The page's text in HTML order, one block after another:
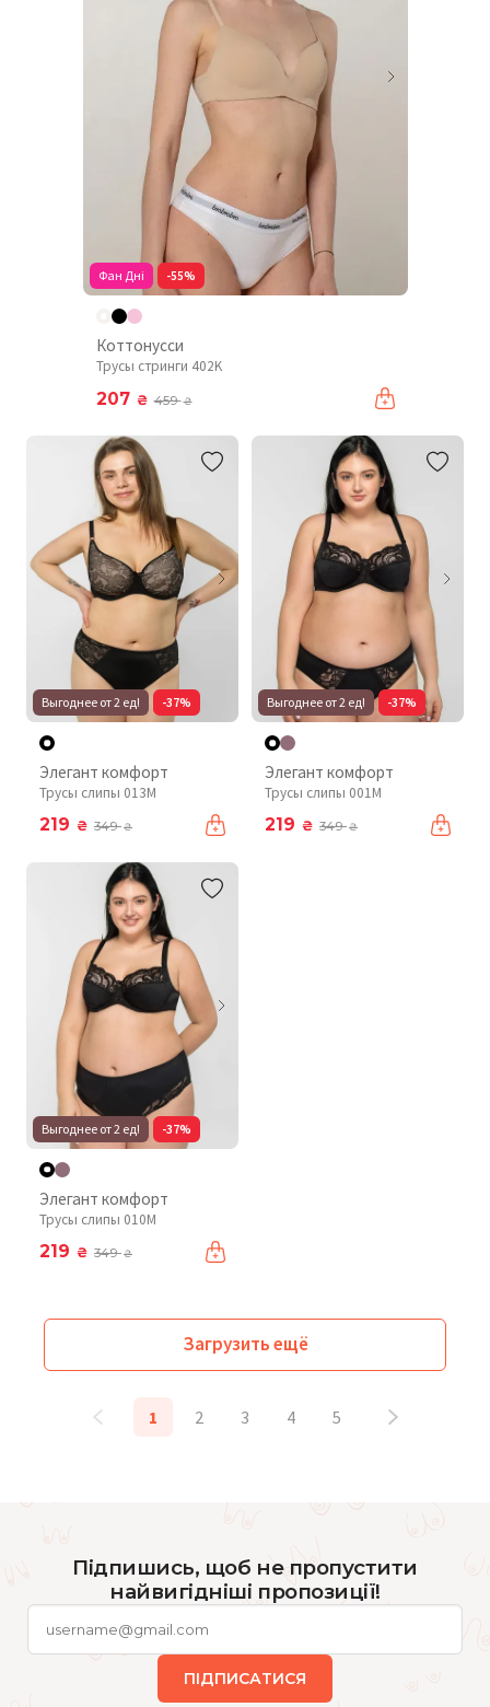
Фан Дні -55%
Коттонусси
Трусы стринги 402K
207 ₴ 459₴
Выгоднее от 2 ед! -37%
Элегант комфорт
Трусы слипы 013M
219 ₴ 349₴
Выгоднее от 2 ед! -37%
Элегант комфорт
Трусы слипы 001М
219 ₴ 349₴
Выгоднее от 2 ед! -37%
Элегант комфорт
Трусы слипы 010М
219 ₴ 349₴
Загрузить ещё
1 2 3 4 5
Підпишись, щоб не пропустити
найвигідніші пропозиції!
ПІДПИСАТИСЯ